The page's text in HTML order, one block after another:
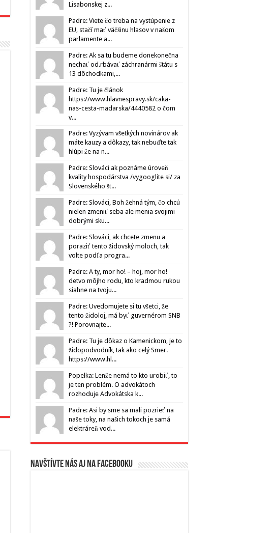
Lisabonskej z...
Padre: Viete čo treba na vystúpenie z
EU, stačí mať väčšinu hlasov v našom
parlamente a...
Padre: Ak sa tu budeme donekonečna
nechať od.rbávať záchranármi štátu s
13 dôchodkami,...
Padre: Tu je článok
https://www.hlavnespravy.sk/caka-
nas-cesta-madarska/4440582 o čom
v...
Padre: Vyzývam všetkých novinárov ak
máte kauzy a dôkazy, tak nebuďte tak
hlúpi že na n...
Padre: Slováci ak poznáme úroveň
kvality hospodárstva /vygooglite si/ za
Slovenského št...
Padre: Slováci, Boh žehná tým, čo chcú
nielen zmeniť seba ale menia svojimi
dobrými sku...
Padre: Slováci, ak chcete zmenu a
poraziť tento židovský moloch, tak
volte podľa progra...
Padre: A ty, mor ho! – hoj, mor ho!
detvo môjho rodu, kto kradmou rukou
siahne na tvoju...
Padre: Uvedomujete si tu všetci, že
tento židoloj, má byť guvernérom SNB
?! Porovnajte...
Padre: Tu je dôkaz o Kamenickom, je to
židopodvodník, tak ako celý Smer.
https://www.hl...
Popelka: Lenže nemá to kto urobiť, to
je ten problém. O advokátoch
rozhoduje Advokátska k...
Padre: Asi by sme sa mali pozrieť na
naše toky, na našich tokoch je samá
elektráreň vod...
Navštívte nás aj na Facebooku